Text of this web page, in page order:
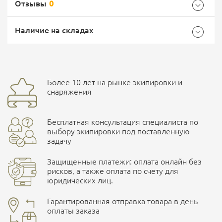
Доставка Почтой России
EMS Почта России
Доставка курьерской службой СДЭК -
Наличные при самовывозе
Бренд PMX
Отзывы 0
Ваш отзыв
Наличие на складах
улица Маяковского, 10
ПОДРОБНЕЕ О СКЛАДЕ
Более 10 лет на рынке экипировки и
снаряжения
Бесплатная консультация специалиста по
выбору экипировки под поставленную
задачу
Защищенные платежи: оплата онлайн без
рисков, а также оплата по счету для
юридических лиц.
Гарантированная отправка товара в день
оплаты заказа